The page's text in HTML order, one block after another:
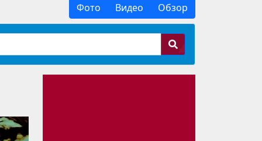
Фото Видео Обзор